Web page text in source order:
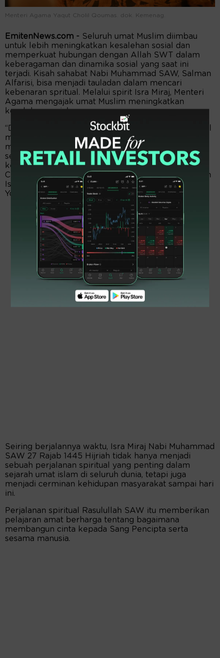
Menteri Agama Yaqut Cholil Qoumas. dok. Kemenag.
EmitenNews.com - Seluruh umat Muslim diimbau
untuk lebih meningkatkan kesalehan sosial dan
memperkuat hubungan dengan Allah SWT dalam
keberagaman dan dinamika sosial yang saat ini
terjadi. Kisah sahabat Nabi Muhammad SAW, Salman
Alfarisi, bisa menjadi tauladan dalam mencari
kebenaran spritual. Melalui spirit Isra Miraj, Menteri
Agama mengajak umat Muslim meningkatkan
kesalehan sosial.
“Di tengah-tengah keberagaman dan dinamika sosial
masyarakat Indonesia, Isra Miraj mengajarkan untuk
memperkuat hubungan kita dengan Allah SWT
sekaligus meningkatkan kesalehan sosial dalam
kehidupan sehari-hari,” kata Menteri Agama Yaqut
Cholil Qoumas dalam sambutannya untuk peringatan
Isra Miraj 2024, seperti dimuat dalam akun resmi
Youtube Kementerian Agama, Kamis (8/2/2024).
Seiring berjalannya waktu, Isra Miraj Nabi Muhammad
SAW 27 Rajab 1445 Hijriah tidak hanya menjadi
sebuah perjalanan spiritual yang penting dalam
sejarah umat islam di seluruh dunia, tetapi juga
menjadi cerminan kehidupan masyarakat sampai hari
ini.
Perjalanan spiritual Rasulullah SAW itu memberikan
pelajaran amat berharga tentang bagaimana
membangun cinta kepada Sang Pencipta serta
sesama manusia.